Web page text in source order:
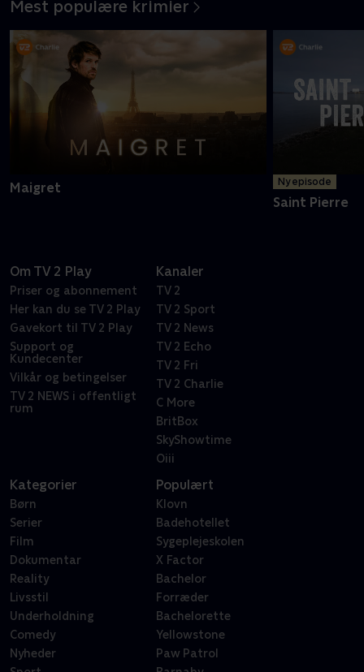
Mest populære krimier
Maigret Ny episode
Saint Pierre
Om TV 2 Play
Priser og abonnement
Her kan du se TV 2 Play
Gavekort til TV 2 Play
Support og
Kundecenter
Vilkår og betingelser
TV 2 NEWS i offentligt
rum
Kanaler
TV 2
TV 2 Sport
TV 2 News
TV 2 Echo
TV 2 Fri
TV 2 Charlie
C More
BritBox
SkyShowtime
Oiii
Kategorier
Børn
Serier
Film
Dokumentar
Reality
Livsstil
Underholdning
Comedy
Nyheder
Populært
Klovn
Badehotellet
Sygeplejeskolen
X Factor
Bachelor
Forræder
Bachelorette
Yellowstone
Paw Patrol